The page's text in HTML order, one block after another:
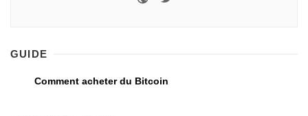
GUIDE
Comment acheter du Bitcoin